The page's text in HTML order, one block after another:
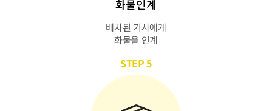
화물인계
배차된 기사에게
화물을 인계
STEP 5